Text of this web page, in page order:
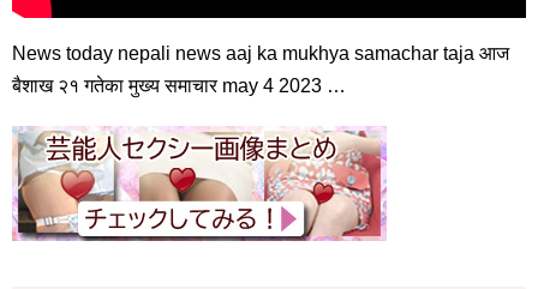
News today nepali news aaj ka mukhya samachar taja आज
बैशाख २१ गतेका मुख्य समाचार may 4 2023 …